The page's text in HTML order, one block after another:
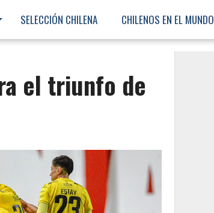
SELECCIÓN CHILENA CHILENOS EN EL MUNDO
el triunfo de